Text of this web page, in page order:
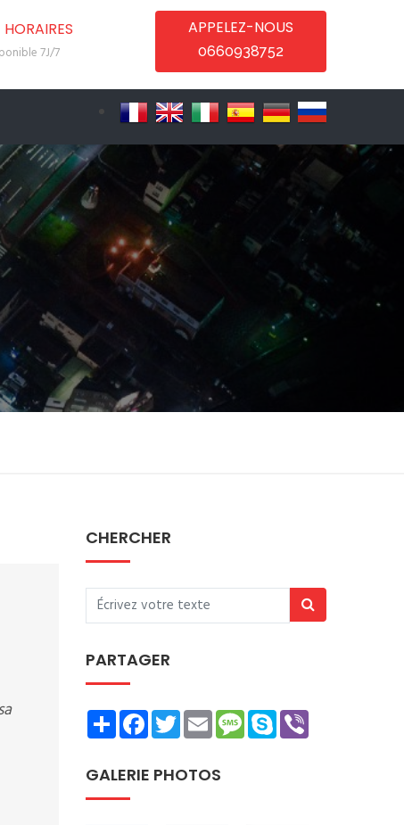
HORAIRES
7J/7
APPELEZ-NOUS
0660938752
CHERCHER
PARTAGER
ShareFacebookTwitterEmailMessage
Skype
GALERIE PHOTOS